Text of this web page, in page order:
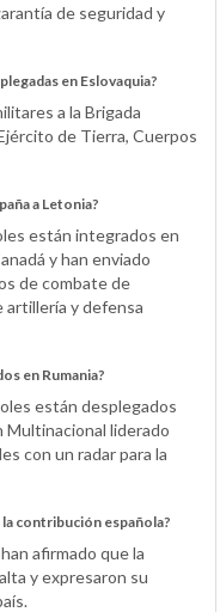
de seguridad y
en Eslovaquia?
a la Brigada
de Tierra, Cuerpos
a Letonia?
están integrados en
y han enviado
de combate de
artillería y defensa
en Rumania?
están desplegados
Multinacional liderado
con un radar para la
contribución española?
afirmado que la
y expresaron su